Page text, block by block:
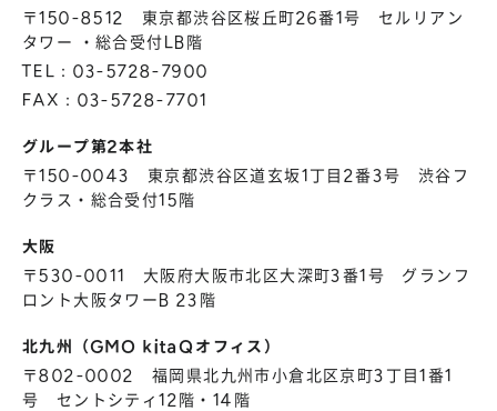
新卒採用
〒150-8512 東京都渋谷区桜丘町26番1号 セルリアン
タワー ・総合受付LB階
TEL：03-5728-7900
FAX：03-5728-7701
グループ第2本社
〒150-0043 東京都渋谷区道玄坂1丁目2番3号 渋谷フ
クラス・総合受付15階
大阪
〒530-0011 大阪府大阪市北区大深町3番1号 グランフ
ロント大阪タワーB 23階
北九州（GMO kitaQオフィス）
〒802-0002 福岡県北九州市小倉北区京町3丁目1番1
号 セントシティ12階・14階